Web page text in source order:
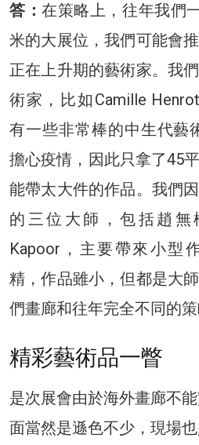
答：在策略上，往年我們
米的大展位，我們可能會
正在上升期的藝術家。我
術家，比如Camille
有一些非常棒的中生代藝
擔心疫情，因此只拿了45
能帶太大件的作品。我們
的三位大師，包括趙無
Kapoor，主要帶來小型
精，作品雖小，但都是大
們畫廊和往年完全不同的策
精彩藝術品一瞥
是次展會由於海外畫廊不
面當然是遜色不少，現場